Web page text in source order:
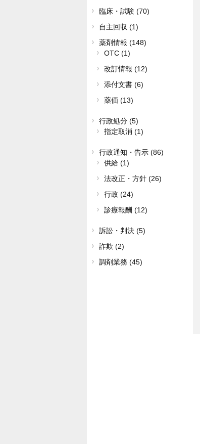
臨床・試験 (70)
自主回収 (1)
薬剤情報 (148)
OTC (1)
改訂情報 (12)
添付文書 (6)
薬価 (13)
行政処分 (5)
指定取消 (1)
行政通知・告示 (86)
供給 (1)
法改正・方針 (26)
行政 (24)
診療報酬 (12)
訴訟・判決 (5)
詐欺 (2)
調剤業務 (45)